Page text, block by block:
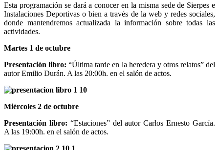
Esta programación se dará a conocer en la misma sede de Sierpes e
Instalaciones Deportivas o bien a través de la web y redes sociales,
donde mantendremos actualizada la información sobre todas las
actividades.
Martes 1 de octubre
Presentación libro: “Última tarde en la heredera y otros relatos” del
autor Emilio Durán. A las 20:00h. en el salón de actos.
Miércoles 2 de octubre
Presentación libro: “Estaciones” del autor Carlos Ernesto García.
A las 19:00h. en el salón de actos.